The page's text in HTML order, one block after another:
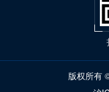
版权所有